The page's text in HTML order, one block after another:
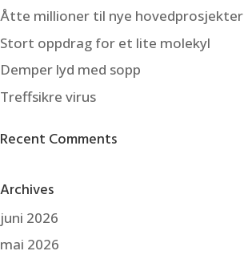
Åtte millioner til nye hovedprosjekter
Stort oppdrag for et lite molekyl
Demper lyd med sopp
Treffsikre virus
Recent Comments
Archives
juni 2026
mai 2026